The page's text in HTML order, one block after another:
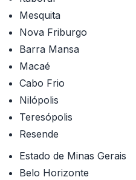
Mesquita
Nova Friburgo
Barra Mansa
Macaé
Cabo Frio
Nilópolis
Teresópolis
Resende
Estado de Minas Gerais
Belo Horizonte